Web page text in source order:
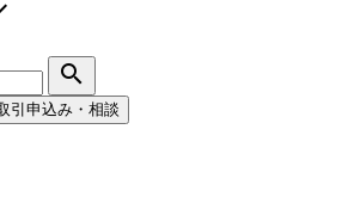
search
引申込み・相談